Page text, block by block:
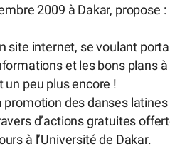
2009 à Dakar, propose :
site internet, se voulant
et les bons plans
un peu plus encore !
promotion des danses
d’actions gratuites
à l’Université de Dakar.